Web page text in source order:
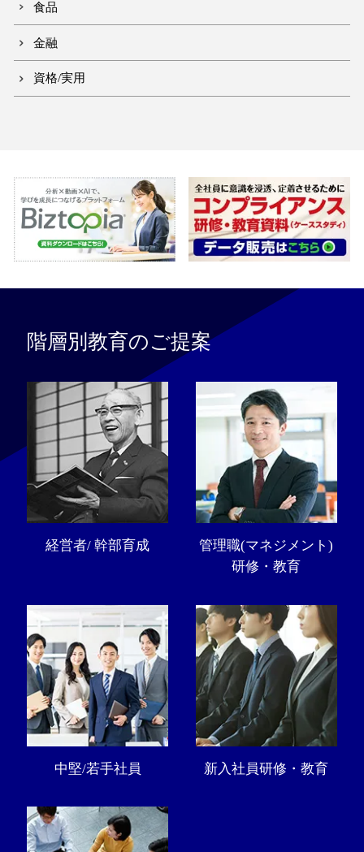
食品
金融
資格/実用
階層別教育のご提案
経営者/ 幹部育成
管理職(マネジメント)
研修・教育
中堅/若手社員 新入社員研修・教育